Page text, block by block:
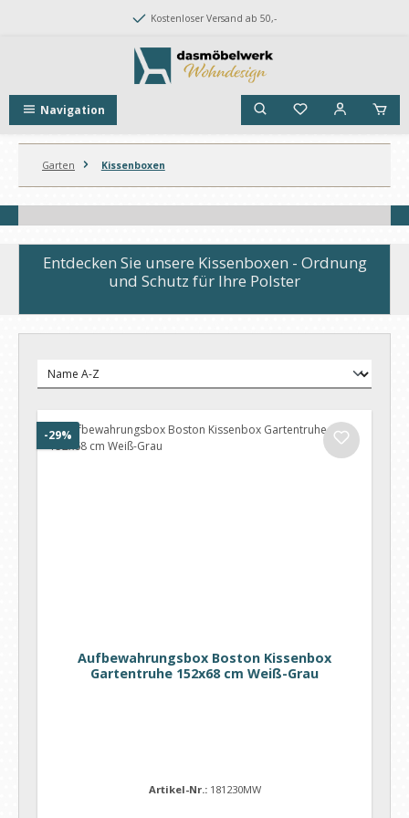
Zum Hauptinhalt springenKostenloser Versand ab 50,-
Navigation
Garten Kissenboxen
Bildergalerie überspringen
Entdecken Sie unsere Kissenboxen - Ordnung
und Schutz für Ihre Polster
-29% Rabatt
Aufbewahrungsbox Boston Kissenbox
Gartentruhe 152x68 cm Weiß-Grau
Artikel-Nr.: 181230MW